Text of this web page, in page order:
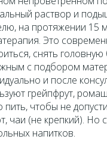
раствор и
на протяжении 15
Это
снять
с подбором
и после
грейпфрут,
пить, чтобы не
чаи (не крепкий). Но
напитков.